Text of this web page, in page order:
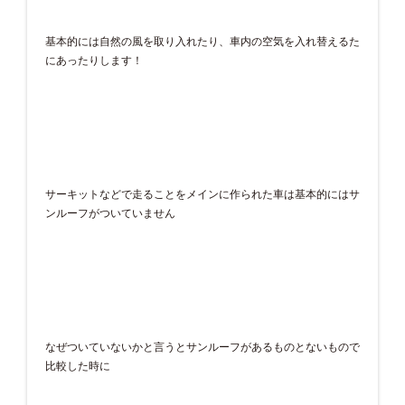
基本的には自然の風を取り入れたり、車内の空気を入れ替えるた
にあったりします！
サーキットなどで走ることをメインに作られた車は基本的にはサ
ンルーフがついていません
なぜついていないかと言うとサンルーフがあるものとないもので
比較した時に